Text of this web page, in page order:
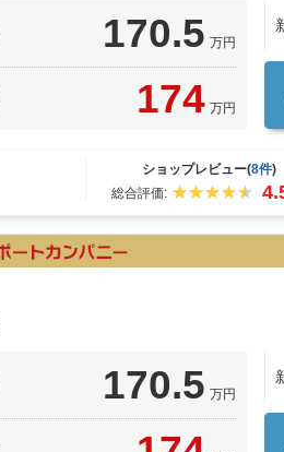
170.5 万円
174 万円
ショップレビュー(8件)
総合評価:
170.5 万円